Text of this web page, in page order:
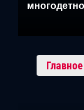
Главное